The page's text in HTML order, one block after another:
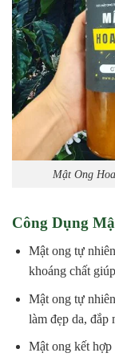
Mật Ong
Công Dụng
Mật ong tự
khoáng chất
Mật ong tự
làm đẹp da, đắp
Mật ong kết